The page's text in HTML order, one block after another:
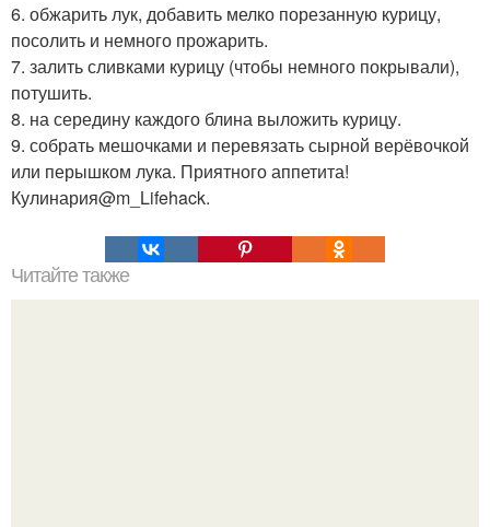
6. обжарить лук, добавить мелко порезанную курицу,
посолить и немного прожарить.
7. залить сливками курицу (чтобы немного покрывали),
потушить.
8. на середину каждого блина выложить курицу.
9. собрать мешочками и перевязать сырной верёвочкой
или перышком лука. Приятного аппетита!
Кулинария@m_Lifehack.
Читайте также